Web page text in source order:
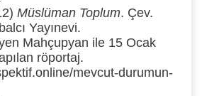
Müslüman Toplum. Çev.
Yayınevi.
Mahçupyan ile 15 Ocak
röportaj.
mevcut-durumun-